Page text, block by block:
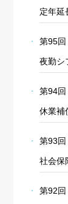
定年延
第95
夜勤シ
第94
休業補
第93
社会保
第92